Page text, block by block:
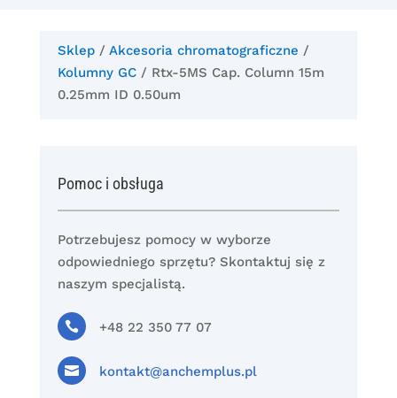
Sklep/ Akcesoria chromatograficzne /
Kolumny GC/ Rtx-5MS Cap. Column 15m
0.25mm ID 0.50um
Pomoc i obsługa
Potrzebujesz pomocy w wyborze
odpowiedniego sprzętu? Skontaktuj się z
naszym specjalistą.
 +48 22 350 77 07
 kontakt@anchemplus.pl